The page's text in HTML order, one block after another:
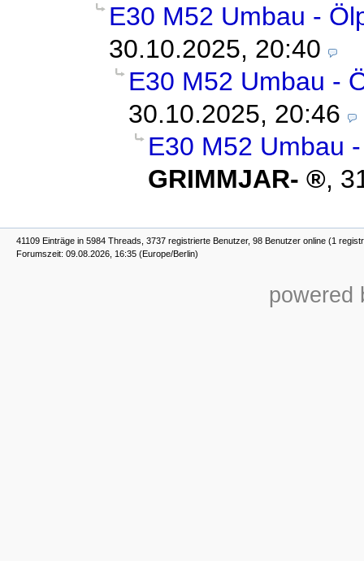
E30 M52 Umbau -
30.10.2025, 20:40
E30 M52 Umbau -
30.10.2025, 20:46
E30 M52 Umbau
GRIMMJAR-
,
41109 Einträge in 5984 Threads, 3737 registrierte Benutzer, 98 Benutzer online (1
Forumszeit: 09.08.2026, 16:35 (Europe/Berlin)
powered